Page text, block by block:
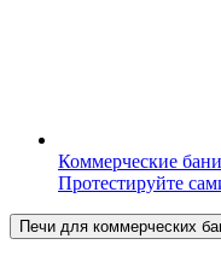
Коммерческие
Протестируйте
Печи для коммерческих